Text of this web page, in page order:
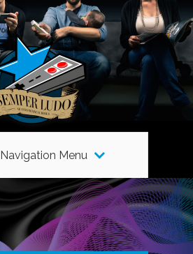
Navigation Menu